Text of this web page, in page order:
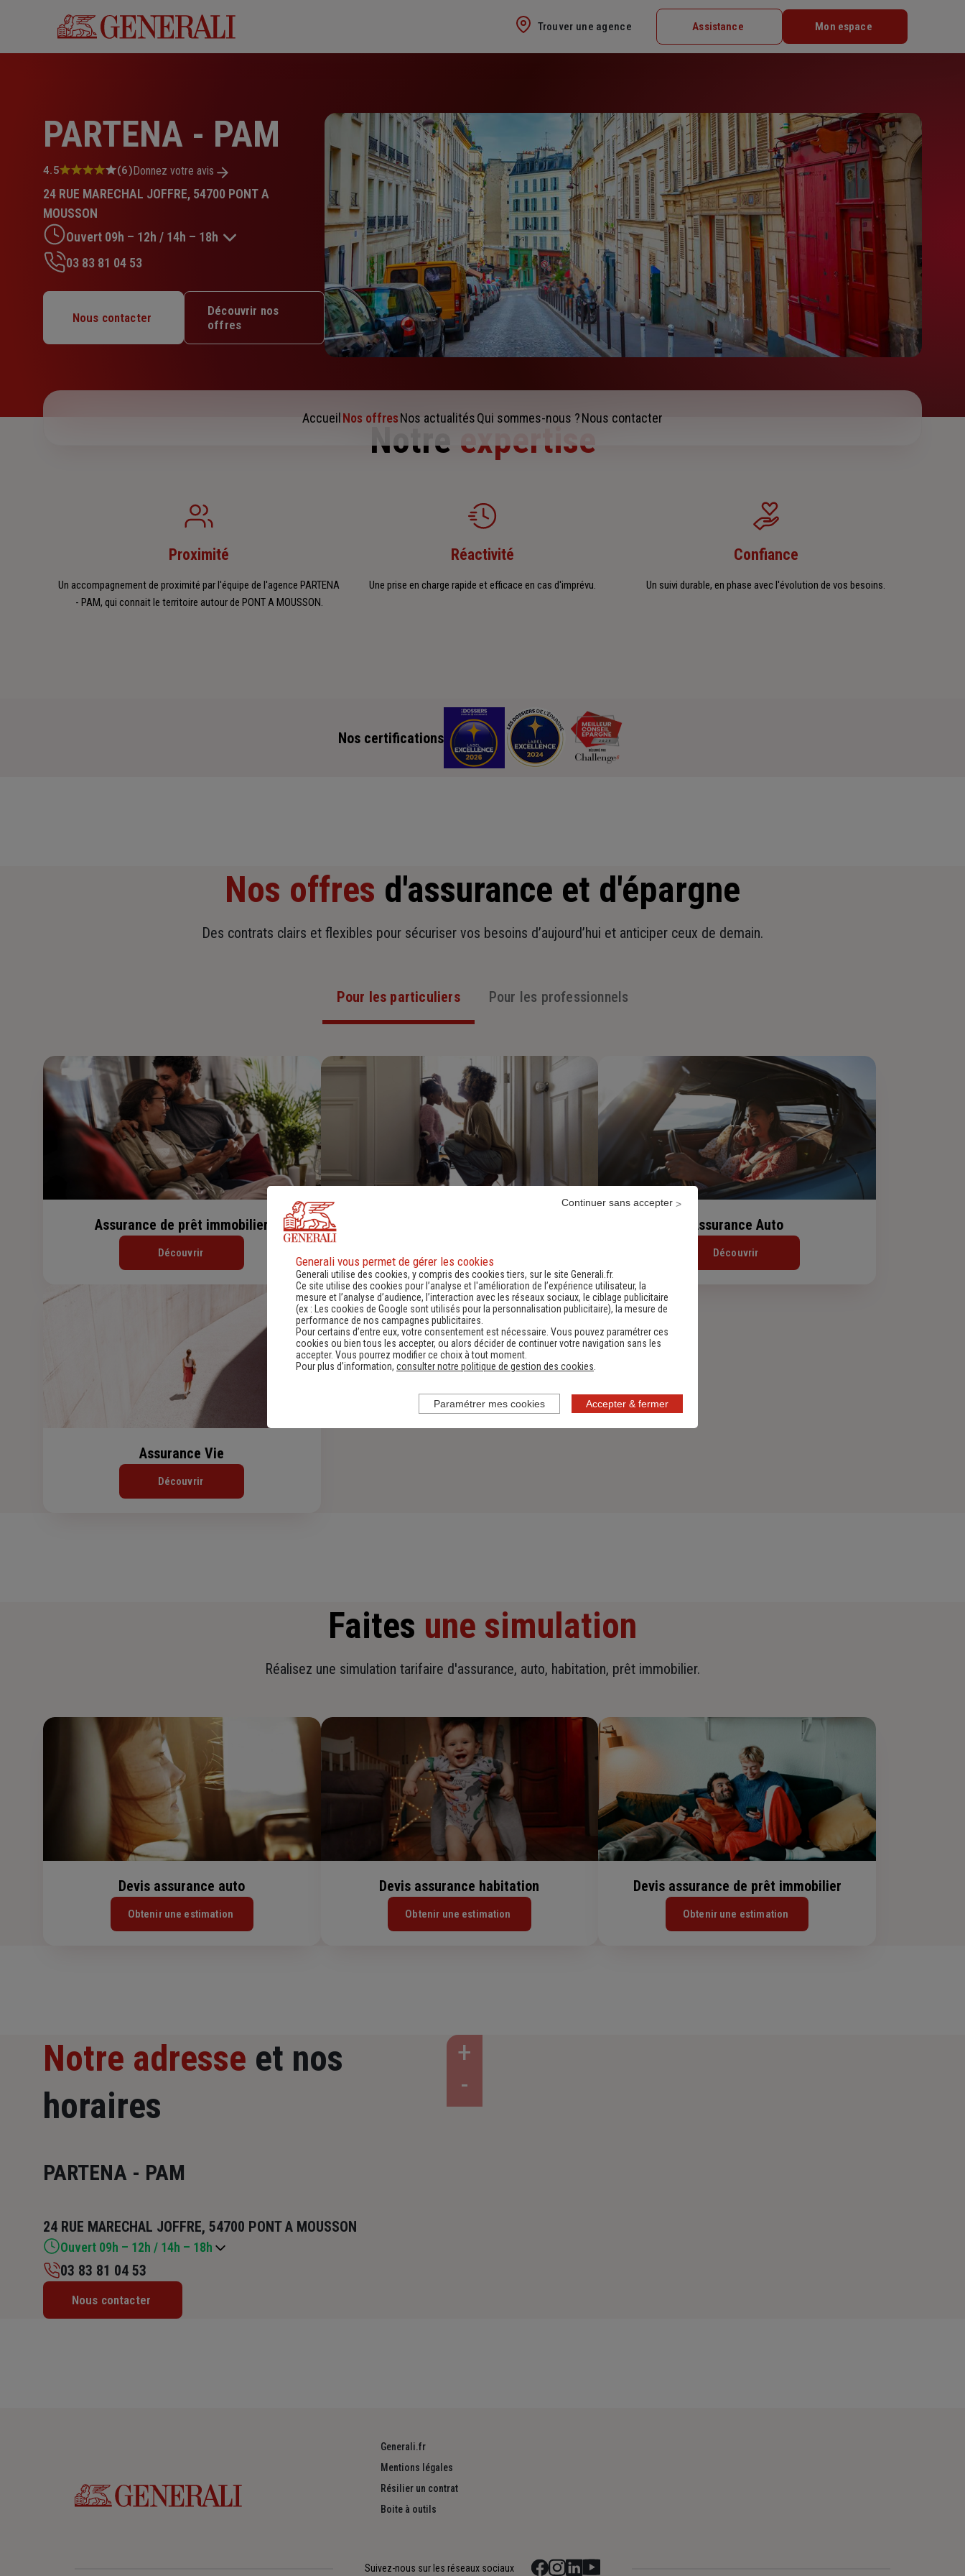
Trouver une agence Assistance Mon espace
PARTENA - PAM
Note
4.5
sur
5
étoiles
4.5 (6)Donnez votre avis
24 RUE MARECHAL JOFFRE, 54700 PONT A
MOUSSON
Ouvert 09h – 12h / 14h – 18h
Mercredi : 09h – 12h / 14h – 18h
03 83 81 04 53
Nous contacter
Découvrir nos
offres
Accueil Nos offresNos actualitésQui sommes-nous ?Nous contacter
Notre expertise
Proximité
Un accompagnement de proximité par l'équipe de l'agence PARTENA
- PAM, qui connait le territoire autour de PONT A MOUSSON.
Réactivité
Une prise en charge rapide et efficace en cas d'imprévu.
Confiance
Un suivi durable, en phase avec l'évolution de vos besoins.
Nos certifications
Nos offres d'assurance et d'épargne
Des contrats clairs et flexibles pour sécuriser vos besoins d’aujourd’hui et anticiper ceux de demain.
Pour les particuliers Pour les professionnels
Assurance de prêt immobilier
Découvrir
Assurance Auto
Découvrir
Assurance Vie
Découvrir
Faites une simulation
Réalisez une simulation tarifaire d'assurance, auto, habitation, prêt immobilier.
Devis assurance auto
Obtenir une estimation
Devis assurance habitation
Obtenir une estimation
Devis assurance de prêt immobilier
Obtenir une estimation
Notre adresse et nos
horaires
PARTENA - PAM
24 RUE MARECHAL JOFFRE, 54700 PONT A MOUSSON
Ouvert 09h – 12h / 14h – 18h
Mardi : Fermé
03 83 81 04 53
Nous contacter
Generali.fr
Mentions légales
Résilier un contrat
Boite à outils
Suivez-nous sur les réseaux sociaux
Generali vous permet de gérer les cookies
Generali utilise des cookies, y compris des cookies tiers, sur le site Generali.fr.
Ce site utilise des cookies pour l’analyse et l'amélioration de l’expérience utilisateur, la
mesure et l’analyse d’audience, l’interaction avec les réseaux sociaux, le ciblage publicitaire
(ex : Les cookies de Google sont utilisés pour la personnalisation publicitaire), la mesure de
performance de nos campagnes publicitaires.
Pour certains d’entre eux, votre consentement est nécessaire. Vous pouvez paramétrer ces
cookies ou bien tous les accepter, ou alors décider de continuer votre navigation sans les
accepter. Vous pourrez modifier ce choix à tout moment.
Pour plus d’information, consulter notre politique de gestion des cookies.
Accepter & fermer
Continuer sans accepter
Paramétrer mes cookies